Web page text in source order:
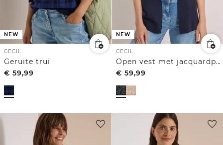
NEW
CECIL
Geruite trui
€ 59,99
NEW
CECIL
Open vest met jacquardpatroon
€ 59,99